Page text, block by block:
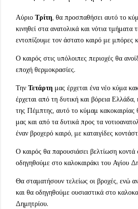
Αύριο Τρίτη, θα προσπαθήσει αυτό το
κινηθεί στα ανατολικά και νότια τμήματα
εντοπίζουμε τον άστατο καιρό με μπόρες
Ο καιρός στις υπόλοιπες περιοχές θα
εποχή θερμοκρασίες.
Την Τετάρτη μας έρχεται ένα νέο κύμα
έρχεται από τη δυτική και βόρεια Ελλάδα,
της Πέμπτης, αυτό το κύμαμ
μας και από τα δυτικά προς τα
έναν βροχερό καιρό, με καταιγίδες
Ο καιρός θα παρουσιάσει βελτίωση
οδηγηθούμε στο καλοκαιράκι του Αγίου
Θα σταματήσουν τελείως οι βροχές, ενώ
και θα οδηγηθούμε ουσιαστικά στο
Δημητρίου.